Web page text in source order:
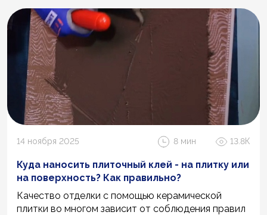
14 ноября 2025 8 мин 13.8К
Куда наносить плиточный клей - на плитку или
на поверхность? Как правильно?
Качество отделки с помощью керамической
плитки во многом зависит от соблюдения правил